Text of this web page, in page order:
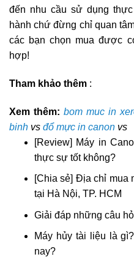
đến nhu cầu sử dụng
hành chứ đừng chỉ quan
các bạn chọn mua được
hợp!
Tham khảo thêm :
Xem thêm: bom muc in
binh vs đổ mực in canon vs
[Review] Máy in
thực sự tốt không?
[Chia sẻ] Địa chỉ mua
tại Hà Nội, TP. HCM
Giải đáp những câu
Máy hủy tài liệu là
nay?